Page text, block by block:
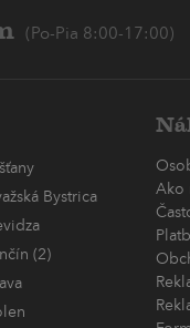
(Po-Pia 8:00-17:00)
Bystrica
(2)
Ako